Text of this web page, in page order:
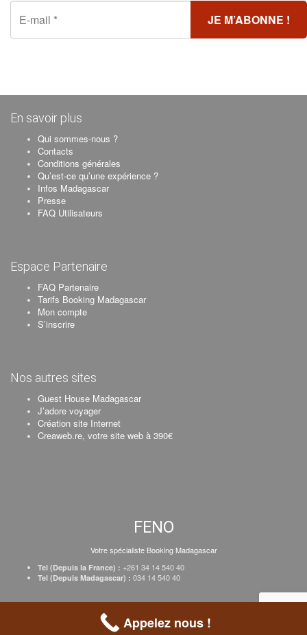
En savoir plus
Qui sommes-nous ?
Contacts
Conditions générales
Qu’est-ce qu’une expérience ?
Infos Madagascar
Presse
FAQ Utilisateurs
Espace Partenaire
FAQ Partenaire
Tarifs Booking Madagascar
Mon compte
S’inscrire
Nos autres sites
Guest House Madagascar
J’adore voyager
Création site Internet
Creaweb.re, votre site web à 390€
FENO
Votre spécialiste Booking Madagascar
Tel (Depuis la France) : +261 34 14 540 40
Tel (Depuis Madagascar) : 034 14 540 40
Inscrire votre établissement
Appelez nous !